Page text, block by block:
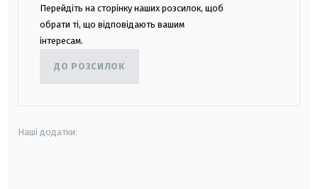
Перейдіть на сторінку наших розсилок, щоб
обрати ті, що відповідають вашим
інтересам.
ДО РОЗСИЛОК
Наші додатки: